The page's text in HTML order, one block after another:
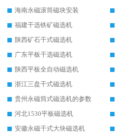
海南永磁滚筒磁块安装
福建干选铁矿磁选机
陕西矿石干式磁选机
广东平板干选磁选机
陕西平板全自动磁选机
浙江三盘干式磁选机
贵州永磁筒式磁选机的参数
河北1530平板磁选机
安徽永磁干式大块磁选机